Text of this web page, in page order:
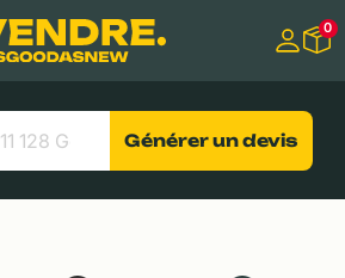
0
Générer un devis